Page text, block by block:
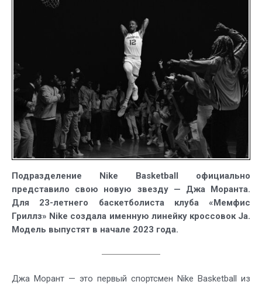
Nike
Basketball
Подразделение Nike Basketball официально
представило свою новую звезду — Джа Моранта.
Для 23-летнего баскетболиста клуба «Мемфис
Гриллз» Nike создала именную линейку кроссовок Ja.
Модель выпустят в начале 2023 года.
Джа Морант — это первый спортсмен Nike Basketball из